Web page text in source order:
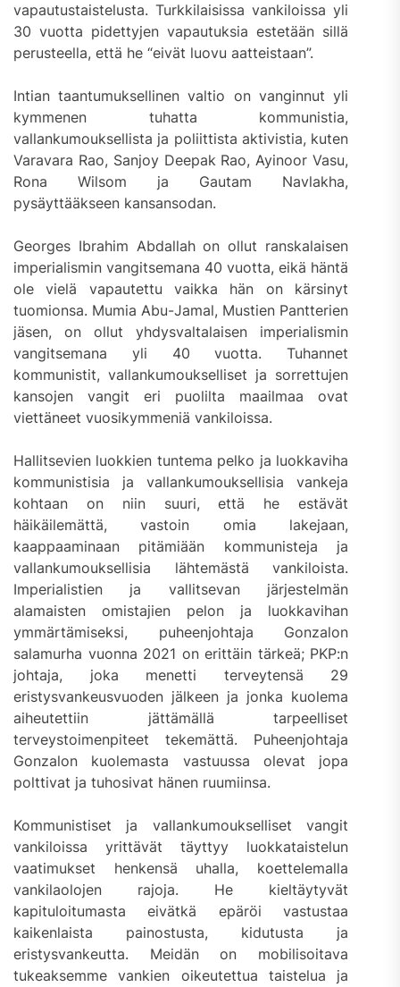
vapautustaistelusta. Turkkilaisissa vankiloissa yli
30 vuotta pidettyjen vapautuksia estetään sillä
perusteella, että he “eivät luovu aatteistaan”.
Intian taantumuksellinen valtio on vanginnut yli
kymmenen tuhatta kommunistia,
vallankumouksellista ja poliittista aktivistia, kuten
Varavara Rao, Sanjoy Deepak Rao, Ayinoor Vasu,
Rona Wilsom ja Gautam Navlakha,
pysäyttääkseen kansansodan.
Georges Ibrahim Abdallah on ollut ranskalaisen
imperialismin vangitsemana 40 vuotta, eikä häntä
ole vielä vapautettu vaikka hän on kärsinyt
tuomionsa. Mumia Abu-Jamal, Mustien Pantterien
jäsen, on ollut yhdysvaltalaisen imperialismin
vangitsemana yli 40 vuotta. Tuhannet
kommunistit, vallankumoukselliset ja sorrettujen
kansojen vangit eri puolilta maailmaa ovat
viettäneet vuosikymmeniä vankiloissa.
Hallitsevien luokkien tuntema pelko ja luokkaviha
kommunistisia ja vallankumouksellisia vankeja
kohtaan on niin suuri, että he estävät
häikäilemättä, vastoin omia lakejaan,
kaappaaminaan pitämiään kommunisteja ja
vallankumouksellisia lähtemästä vankiloista.
Imperialistien ja vallitsevan järjestelmän
alamaisten omistajien pelon ja luokkavihan
ymmärtämiseksi, puheenjohtaja Gonzalon
salamurha vuonna 2021 on erittäin tärkeä; PKP:n
johtaja, joka menetti terveytensä 29
eristysvankeusvuoden jälkeen ja jonka kuolema
aiheutettiin jättämällä tarpeelliset
terveystoimenpiteet tekemättä. Puheenjohtaja
Gonzalon kuolemasta vastuussa olevat jopa
polttivat ja tuhosivat hänen ruumiinsa.
Kommunistiset ja vallankumoukselliset vangit
vankiloissa yrittävät täyttyy luokkataistelun
vaatimukset henkensä uhalla, koettelemalla
vankilaolojen rajoja. He kieltäytyvät
kapituloitumasta eivätkä epäröi vastustaa
kaikenlaista painostusta, kidutusta ja
eristysvankeutta. Meidän on mobilisoitava
tukeaksemme vankien oikeutettua taistelua ja